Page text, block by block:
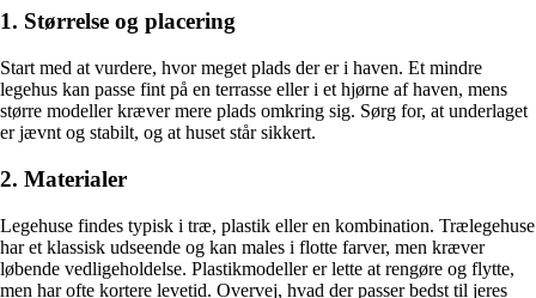
1. Størrelse og placering
Start med at vurdere, hvor meget plads der er i haven. Et mindre
legehus kan passe fint på en terrasse eller i et hjørne af haven, mens
større modeller kræver mere plads omkring sig. Sørg for, at underlaget
er jævnt og stabilt, og at huset står sikkert.
2. Materialer
Legehuse findes typisk i træ, plastik eller en kombination. Trælegehuse
har et klassisk udseende og kan males i flotte farver, men kræver
løbende vedligeholdelse. Plastikmodeller er lette at rengøre og flytte,
men har ofte kortere levetid. Overvej, hvad der passer bedst til jeres